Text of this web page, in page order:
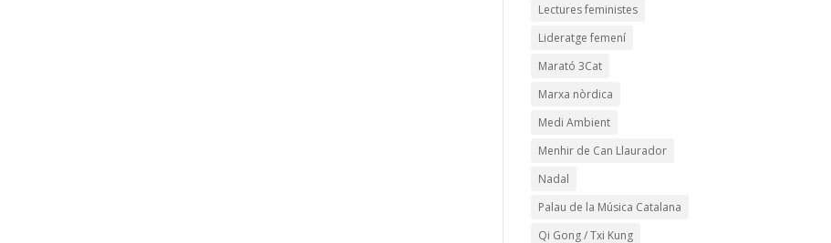
Lectures feministes
Lideratge femení
Marató 3Cat
Marxa nòrdica
Medi Ambient
Menhir de Can Llaurador
Nadal
Palau de la Música Catalana
Qi Gong / Txi Kung